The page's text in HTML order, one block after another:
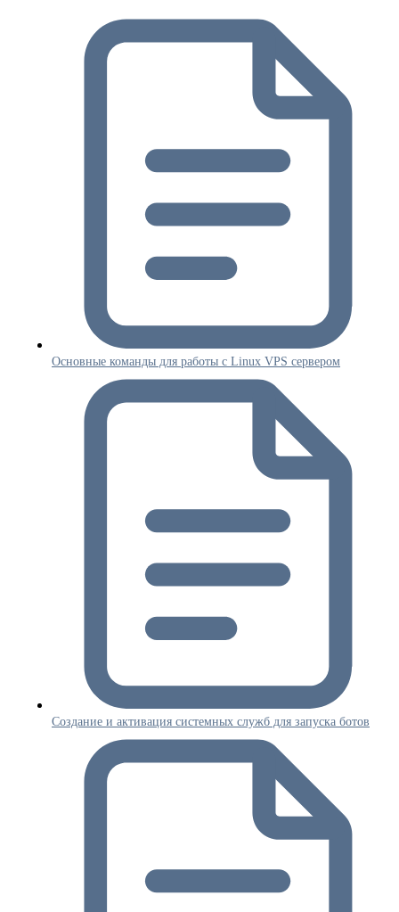
Основные команды для работы с Linux VPS сервером
Создание и активация системных служб для запуска ботов